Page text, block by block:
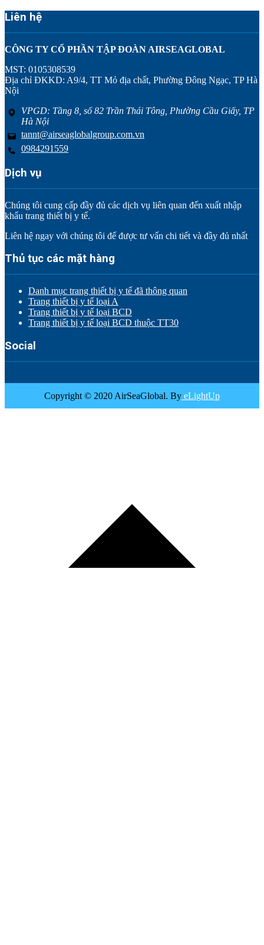
Liên hệ
CÔNG TY CỔ PHẦN TẬP ĐOÀN AIRSEAGLOBAL
MST: 0105308539
Địa chỉ ĐKKD: A9/4, TT Mỏ địa chất, Phường Đông Ngạc, TP Hà
Nội
VPGD: Tầng 8, số 82 Trần Thái Tông, Phường Cầu Giấy, TP
Hà Nội
tannt@airseaglobalgroup.com.vn
0984291559
Dịch vụ
Chúng tôi cung cấp đầy đủ các dịch vụ liên quan đến xuất nhập
khẩu trang thiết bị y tế.
Liên hệ ngay với chúng tôi để được tư vấn chi tiết và đầy đủ nhất
Thủ tục các mặt hàng
Danh mục trang thiết bị y tế đã thông quan
Trang thiết bị y tế loại A
Trang thiết bị y tế loại BCD
Trang thiết bị y tế loại BCD thuộc TT30
Social
Copyright © 2020 AirSeaGlobal. By eLightUp